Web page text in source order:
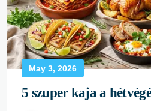
May 3, 2026
5 szuper kaja a